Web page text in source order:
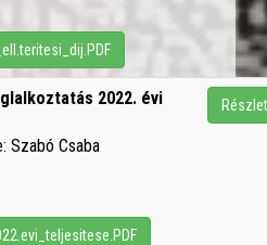
2022. évi
Szabó Csaba